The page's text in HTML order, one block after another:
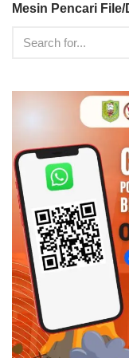
Mesin Pencari File/